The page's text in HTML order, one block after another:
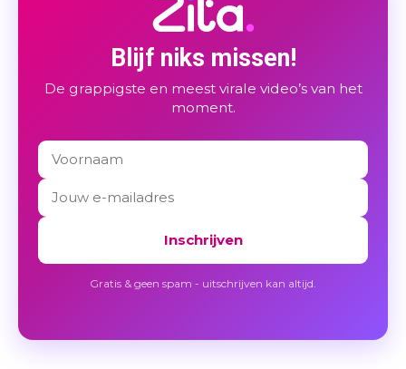
Blijf niks missen!
De grappigste en meest virale video’s van het
moment.
Inschrijven
Gratis & geen spam - uitschrijven kan altijd.